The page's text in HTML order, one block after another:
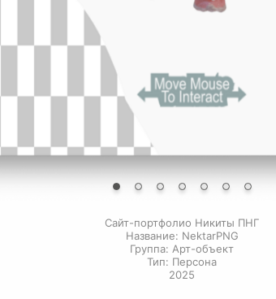
Сайт-портфолио Никиты ПНГ
Название: NektarPNG
Группа: Арт-объект
Тип: Персона
2025